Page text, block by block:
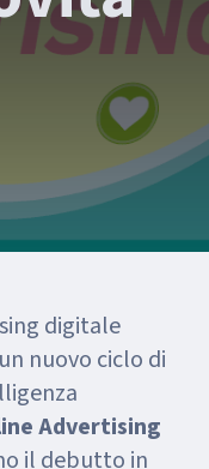
digitale
nuovo ciclo di
Advertising
il debutto in